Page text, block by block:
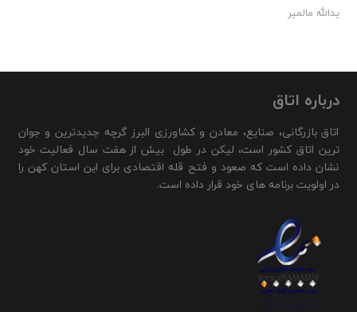
یدالله مالمیر
درباره اتاق
اتاق بازرگانی، صنایع، معادن و کشاورزی البرز گرچه جدیدترین و جوان
ترین اتاق کشور است، لیکن در طول بیش از هفت سال فعالیت خود
نشان داده است که صعود و فتح قله اقتصادی برای این استان کهن را
در اولویت برنامه های خود قرار داده است.